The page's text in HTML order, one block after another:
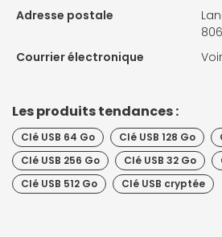
Adresse postale
Courrier électronique
Les produits tendances :
Clé USB 64 Go Clé USB 128 Go
Clé USB 256 Go
Clé USB 32 Go
Clé USB 512 Go
Clé USB cryptée